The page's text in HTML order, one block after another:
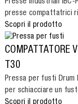
Presse industriali IBC-
presse compattatrici
Scopri il prodotto
COMPATTATORE
T30
Pressa per fusti Drum
per schiacciare un